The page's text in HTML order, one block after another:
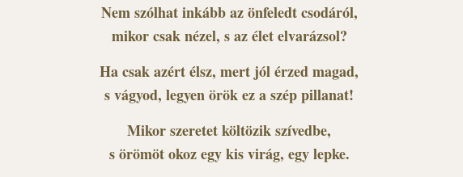
Nem szólhat inkább az önfeledt csodáról,
mikor csak nézel, s az élet elvarázsol?
Ha csak azért élsz, mert jól érzed magad,
s vágyod, legyen örök ez a szép pillanat!
Mikor szeretet költözik szívedbe,
s örömöt okoz egy kis virág, egy lepke.